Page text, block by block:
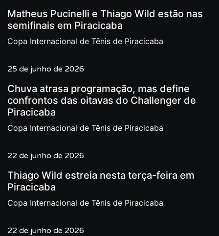
Matheus Pucinelli e Thiago Wild estão nas
semifinais em Piracicaba
Copa Internacional de Tênis de Piracicaba
25 de junho de 2026
Chuva atrasa programação, mas define
confrontos das oitavas do Challenger de
Piracicaba
Copa Internacional de Tênis de Piracicaba
22 de junho de 2026
Thiago Wild estreia nesta terça-feira em
Piracicaba
Copa Internacional de Tênis de Piracicaba
22 de junho de 2026